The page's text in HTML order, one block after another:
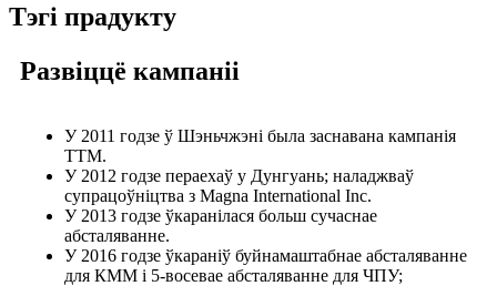
Тэгі прадукту
Развіццё кампаніі
У 2011 годзе ў Шэньчжэні была заснавана кампанія
TTM.
У 2012 годзе пераехаў у Дунгуань; наладжваў
супрацоўніцтва з Magna International Inc.
У 2013 годзе ўкаранілася больш сучаснае
абсталяванне.
У 2016 годзе ўкараніў буйнамаштабнае абсталяванне
для КММ і 5-восевае абсталяванне для ЧПУ;